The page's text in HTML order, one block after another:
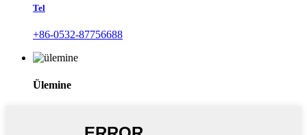
Tel
+86-0532-87756688
Ülemine